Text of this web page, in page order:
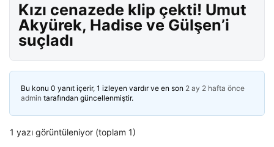
Kızı cenazede klip çekti! Umut
Akyürek, Hadise ve Gülşen’i
suçladı
Bu konu 0 yanıt içerir, 1 izleyen vardır ve en son 2 ay 2 hafta önce
admin tarafından güncellenmiştir.
1 yazı görüntüleniyor (toplam 1)